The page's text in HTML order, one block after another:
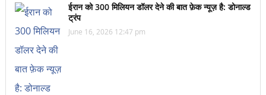
ईरान को 300 मिलियन डॉलर देने की बात फ़ेक न्यूज़ है: डोनाल्ड
ट्रंप
June 16, 2026 12:47 pm